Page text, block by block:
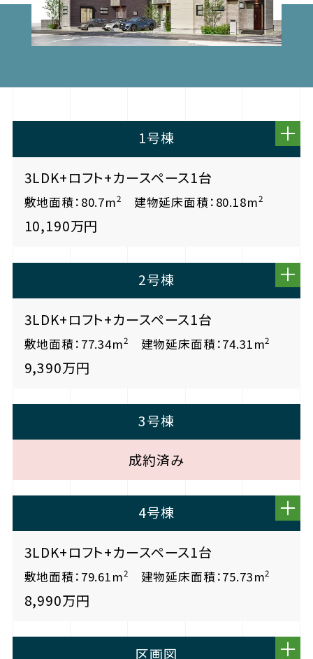
1号棟
3LDK+ロフト+カースペース1台
敷地面積：80.7m2 建物延床面積：80.18m2
10,190万円
2号棟
3LDK+ロフト+カースペース1台
敷地面積：77.34m2 建物延床面積：74.31m2
9,390万円
3号棟
成約済み
4号棟
3LDK+ロフト+カースペース1台
敷地面積：79.61m2 建物延床面積：75.73m2
8,990万円
区画図